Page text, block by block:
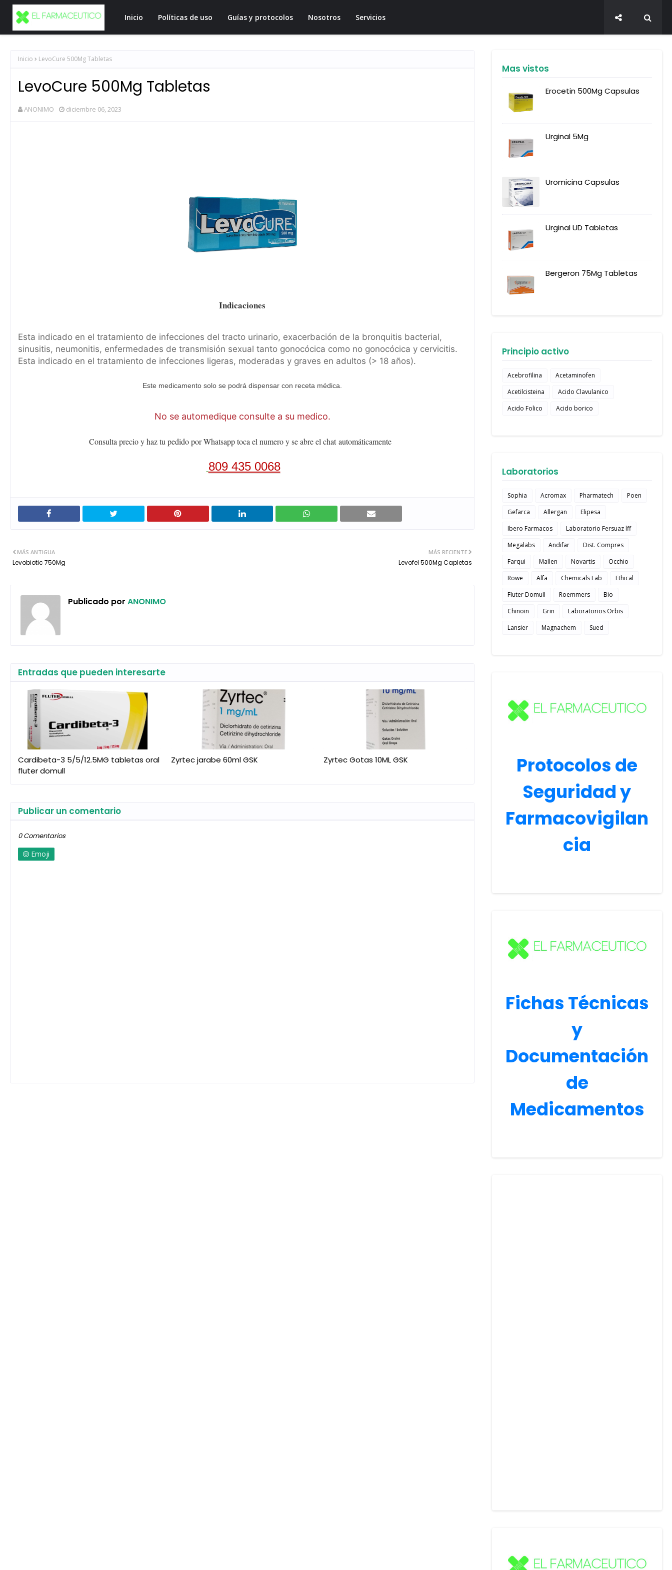
Inicio Políticas de uso Guías y protocolos Nosotros Servicios
Inicio LevoCure 500Mg Tabletas
LevoCure 500Mg Tabletas
ANONIMO diciembre 06, 2023
Indicaciones
Esta indicado en el tratamiento de infecciones del tracto urinario, exacerbación de la bronquitis bacterial,
sinusitis, neumonitis, enfermedades de transmisión sexual tanto gonocócica como no gonocócica y cervicitis.
Esta indicado en el tratamiento de infecciones ligeras, moderadas y graves en adultos (> 18 años).
Este medicamento solo se podrá dispensar con receta médica.
No se automedique consulte a su medico.
Consulta precio y haz tu pedido por Whatsapp toca el numero y se abre el chatautomáticamente
809 435 0068
MÁS RECIENTE
Levofel 500Mg Capletas
MÁS ANTIGUA
Levobiotic 750Mg
Publicado por ANONIMO
Entradas que pueden interesarte
Cardibeta-3 5/5/12.5MG tabletas oral
fluter domull
Zyrtec jarabe 60ml GSK Zyrtec Gotas 10ML GSK
Publicar un comentario
0 Comentarios
Emoji
Mas vistos
Erocetin 500Mg Capsulas
Urginal 5Mg
Uromicina Capsulas
Urginal UD Tabletas
Bergeron 75Mg Tabletas
Principio activo
Acebrofilina
Acetaminofen
Acetilcisteina
Acido Clavulanico
Acido Folico
Acido borico
Laboratorios
Sophia Acromax Pharmatech
Poen
Gefarca
Allergan
Elipesa
Ibero Farmacos
Laboratorio Fersuaz lff
Megalabs
Andifar
Dist. Compres
Farqui
Mallen Novartis
Occhio
Rowe
Alfa Chemicals Lab
Ethical
Fluter Domull
Roemmers
Bio
Chinoin
Grin
Laboratorios Orbis
Lansier
Magnachem Sued
Protocolos de
Seguridad y
Farmacovigilan
cia
Fichas Técnicas
y
Documentación
de
Medicamentos